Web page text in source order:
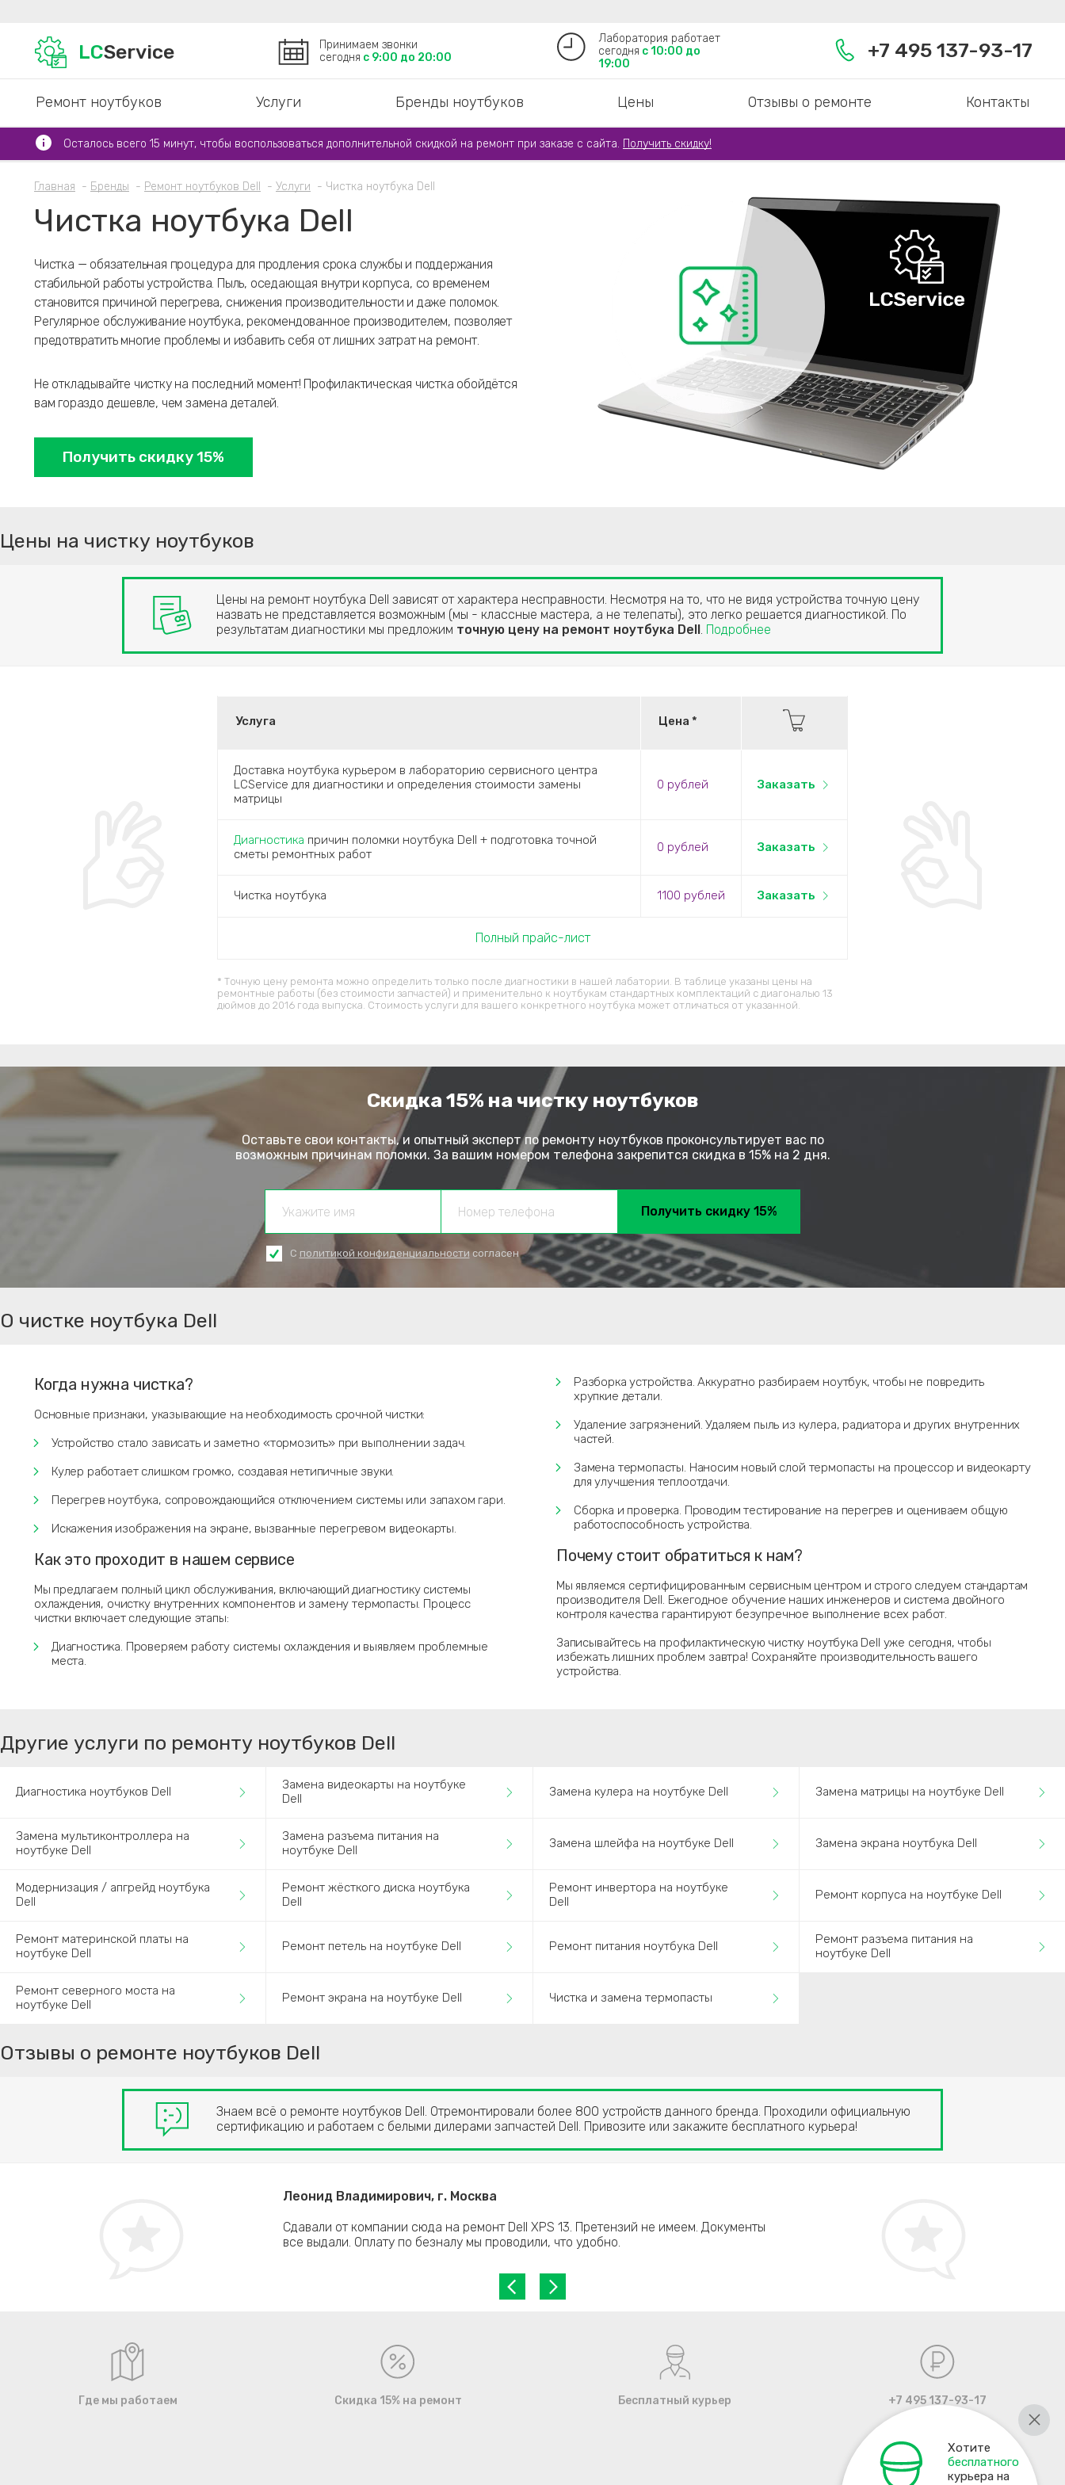
Хотите
бесплатного
курьера на
LCService
Принимаем звонки
сегодня с 9:00 до 20:00
Лаборатория работает
сегодня с 10:00 до
19:00
+7 495 137-93-17
Ремонт ноутбуков Услуги Бренды ноутбуков Цены Отзывы о ремонте Контакты
Осталось всего 15 минут, чтобы воспользоваться дополнительной скидкой на ремонт при заказе с сайта. Получить скидку!
Главная Бренды Ремонт ноутбуков Dell Услуги Чистка ноутбука Dell
Чистка ноутбука Dell
Чистка — обязательная процедура для продления срока службы и поддержания
стабильной работы устройства. Пыль, оседающая внутри корпуса, со временем
становится причиной перегрева, снижения производительности и даже поломок.
Регулярное обслуживание ноутбука, рекомендованное производителем, позволяет
предотвратить многие проблемы и избавить себя от лишних затрат на ремонт.
Не откладывайте чистку на последний момент! Профилактическая чистка обойдётся
вам гораздо дешевле, чем замена деталей.
Получить скидку 15%
Цены на чистку ноутбуков
Цены на ремонт ноутбука Dell зависят от характера несправности. Несмотря на то, что не видя устройства точную цену
назвать не представляется возможным (мы - классные мастера, а не телепаты), это легко решается диагностикой. По
результатам диагностики мы предложим точную цену на ремонт ноутбука Dell. Подробнее
Услуга Цена *
Доставка ноутбука курьером в лабораторию сервисного центра
LCService для диагностики и определения стоимости замены
матрицы
0 рублей Заказать
Диагностика причин поломки ноутбука Dell + подготовка точной
сметы ремонтных работ
0 рублей Заказать
Чистка ноутбука 1100 рублей Заказать
Полный прайс-лист
* Точную цену ремонта можно определить только после диагностики в нашей лабатории. В таблице указаны цены на
ремонтные работы (без стоимости запчастей) и применительно к ноутбукам стандартных комплектаций c диагональю 13
дюймов до 2016 года выпуска. Стоимость услуги для вашего конкретного ноутбука может отличаться от указанной.
Скидка 15% на чистку ноутбуков
Оставьте свои контакты, и опытный эксперт по ремонту ноутбуков проконсультирует вас по
возможным причинам поломки. За вашим номером телефона закрепится скидка в 15% на 2 дня.
Получить скидку 15%
С политикой конфиденциальностисогласен
О чистке ноутбука Dell
Когда нужна чистка?
Основные признаки, указывающие на необходимость срочной чистки:
Устройство стало зависать и заметно «тормозить» при выполнении задач.
Кулер работает слишком громко, создавая нетипичные звуки.
Перегрев ноутбука, сопровождающийся отключением системы или запахом гари.
Искажения изображения на экране, вызванные перегревом видеокарты.
Как это проходит в нашем сервисе
Мы предлагаем полный цикл обслуживания, включающий диагностику системы
охлаждения, очистку внутренних компонентов и замену термопасты. Процесс
чистки включает следующие этапы:
Диагностика. Проверяем работу системы охлаждения и выявляем проблемные
места.
Разборка устройства. Аккуратно разбираем ноутбук, чтобы не повредить
хрупкие детали.
Удаление загрязнений. Удаляем пыль из кулера, радиатора и других внутренних
частей.
Замена термопасты. Наносим новый слой термопасты на процессор и видеокарту
для улучшения теплоотдачи.
Сборка и проверка. Проводим тестирование на перегрев и оцениваем общую
работоспособность устройства.
Почему стоит обратиться к нам?
Мы являемся сертифицированным сервисным центром и строго следуем стандартам
производителя Dell. Ежегодное обучение наших инженеров и система двойного
контроля качества гарантируют безупречное выполнение всех работ.
Записывайтесь на профилактическую чистку ноутбука Dell уже сегодня, чтобы
избежать лишних проблем завтра! Сохраняйте производительность вашего
устройства.
Другие услуги по ремонту ноутбуков Dell
Диагностика ноутбуков Dell
Замена видеокарты на ноутбуке
Dell
Замена кулера на ноутбуке Dell Замена матрицы на ноутбуке Dell
Замена мультиконтроллера на
ноутбуке Dell
Замена разъема питания на
ноутбуке Dell
Замена шлейфа на ноутбуке Dell Замена экрана ноутбука Dell
Модернизация / апгрейд ноутбука
Dell
Ремонт жёсткого диска ноутбука
Dell
Ремонт инвертора на ноутбуке
Dell
Ремонт корпуса на ноутбуке Dell
Ремонт материнской платы на
ноутбуке Dell
Ремонт петель на ноутбуке Dell Ремонт питания ноутбука Dell
Ремонт разъема питания на
ноутбуке Dell
Ремонт северного моста на
ноутбуке Dell
Ремонт экрана на ноутбуке Dell Чистка и замена термопасты
Отзывы о ремонте ноутбуков Dell
Знаем всё о ремонте ноутбуков Dell. Отремонтировали более 800 устройств данного бренда. Проходили официальную
сертификацию и работаем с белыми дилерами запчастей Dell. Привозите или закажите бесплатного курьера!
Леонид Владимирович, г. Москва
Сдавали от компании сюда на ремонт Dell XPS 13. Претензий не имеем. Документы
все выдали. Оплату по безналу мы проводили, что удобно.
Где мы работаем Скидка 15% на ремонт Бесплатный курьер +7 495 137-93-17